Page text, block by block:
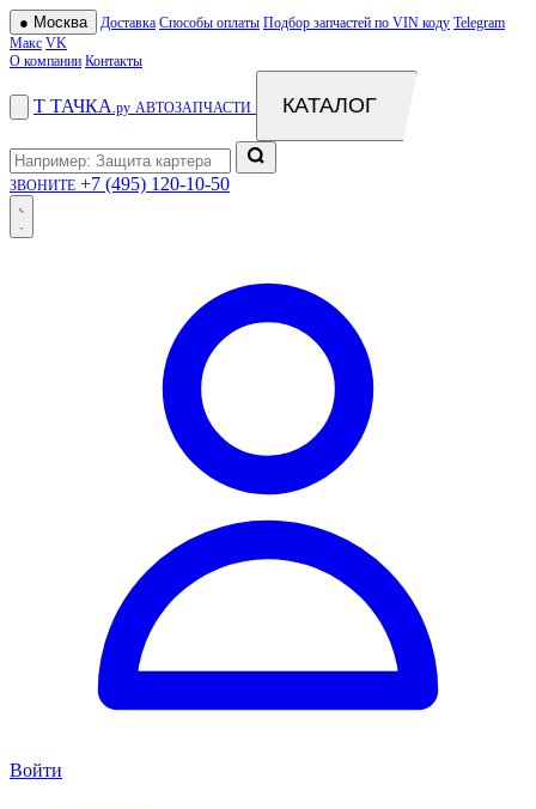
● Москва Доставка Способы оплаты Подбор запчастей по VIN коду Telegram
Макс VK
О компании Контакты
Т ТАЧКА .ру АВТОЗАПЧАСТИ КАТАЛОГ
ЗВОНИТЕ +7 (495) 120-10-50
Войти